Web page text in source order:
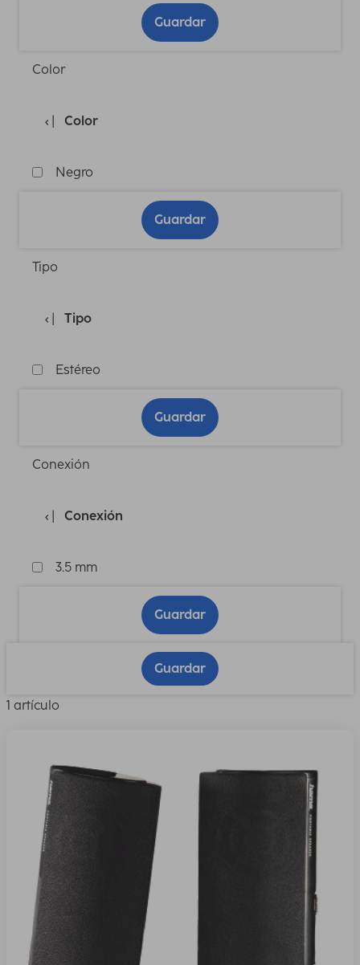
Guardar
Color
Color
Negro
Guardar
Tipo
Tipo
Estéreo
Guardar
Conexión
Conexión
3.5 mm
Guardar
Guardar
1 artículo